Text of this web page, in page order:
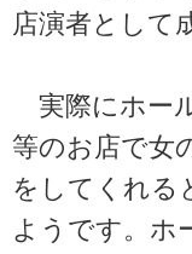
店演者として
実際にホー
等のお店で女
をしてくれる
ようです。ホ